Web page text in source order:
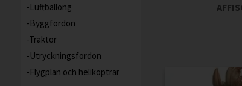
Luftballong
Byggfordon
Traktor
Utryckningsfordon
Flygplan och helikoptrar